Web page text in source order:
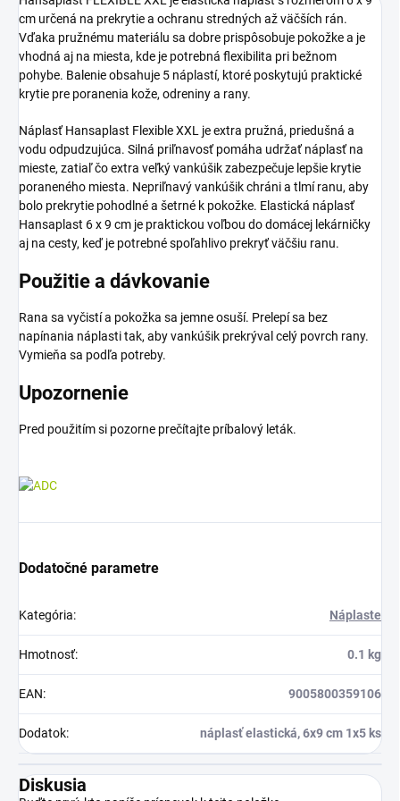
cm určená na prekrytie a ochranu stredných až väčších rán.
Vďaka pružnému materiálu sa dobre prispôsobuje pokožke a je
vhodná aj na miesta, kde je potrebná flexibilita pri bežnom
pohybe. Balenie obsahuje 5 náplastí, ktoré poskytujú praktické
krytie pre poranenia kože, odreniny a rany.
Náplasť Hansaplast Flexible XXL je extra pružná, priedušná a
vodu odpudzujúca. Silná priľnavosť pomáha udržať náplasť na
mieste, zatiaľ čo extra veľký vankúšik zabezpečuje lepšie krytie
poraneného miesta. Nepriľnavý vankúšik chráni a tlmí ranu, aby
bolo prekrytie pohodlné a šetrné k pokožke. Elastická náplasť
Hansaplast 6 x 9 cm je praktickou voľbou do domácej lekárničky
aj na cesty, keď je potrebné spoľahlivo prekryť väčšiu ranu.
Použitie a dávkovanie
Rana sa vyčistí a pokožka sa jemne osuší. Prelepí sa bez
napínania náplasti tak, aby vankúšik prekrýval celý povrch rany.
Vymieňa sa podľa potreby.
Upozornenie
Pred použitím si pozorne prečítajte príbalový leták.
Dodatočné parametre
Kategória: Náplaste
Hmotnosť: 0.1 kg
EAN: 9005800359106
Dodatok: náplasť elastická, 6x9 cm 1x5 ks
Diskusia